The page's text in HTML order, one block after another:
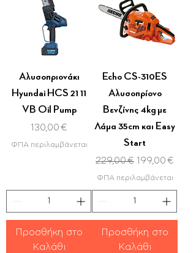
Αλυσοπριονάκι
Hyundai HCS 21 11
VB Oil Pump
Τιμή
130,00 €
ΦΠΑ περιλαμβάνεται
Προσθήκη στο
Καλάθι
Echo CS-310ES
Αλυσοπρίονο
Βενζίνης 4kg με
Λάμα 35cm και Easy
Start
Κανονική τιμή
229,00 € Τιμή
199,00 €
ΦΠΑ περιλαμβάνεται
Προσθήκη στο
Καλάθι